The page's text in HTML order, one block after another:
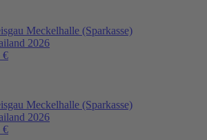
Meckelhalle (Sparkasse)
2026
€
Meckelhalle (Sparkasse)
2026
€